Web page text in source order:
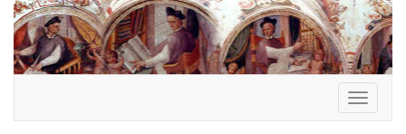
Toggle